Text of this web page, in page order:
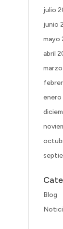
julio
junio
mayo
abril
enero
Blog